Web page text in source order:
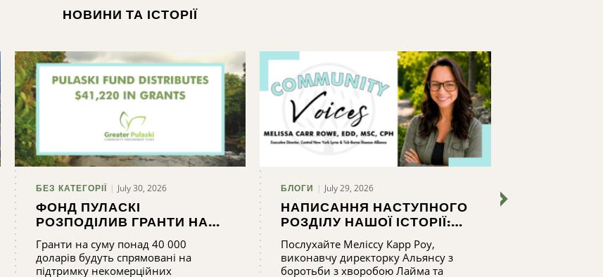
НОВИНИ ТА ІСТОРІЇ
БЕЗ КАТЕГОРІЇ July 30, 2026
ФОНД ПУЛАСКІ
РОЗПОДІЛИВ ГРАНТИ НА
СУМУ 41 220 ДОЛАРІВ
Гранти на суму понад 40 000
доларів будуть спрямовані на
підтримку некомерційних
БЛОГИ July 29, 2026
НАПИСАННЯ НАСТУПНОГО
РОЗДІЛУ НАШОЇ ІСТОРІЇ:
ШЛЯХ ДО РОЗБУДОВИ
ПОТЕНЦІАЛУ АЛЬЯНСУ З
БОРОТЬБИ З ХВОРОБОЮ
Послухайте Меліссу Карр Роу,
виконавчу директорку Альянсу з
боротьби з хворобою Лайма та